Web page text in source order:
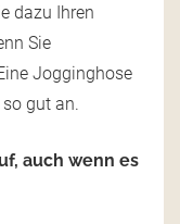
dazu Ihren
Sie
Jogginghose
gut an.
auch wenn es